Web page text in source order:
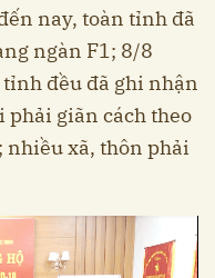
nay, toàn tỉnh đã
ngàn F1; 8/8
đều đã ghi nhận
phải giãn cách theo
nhiều xã, thôn phải